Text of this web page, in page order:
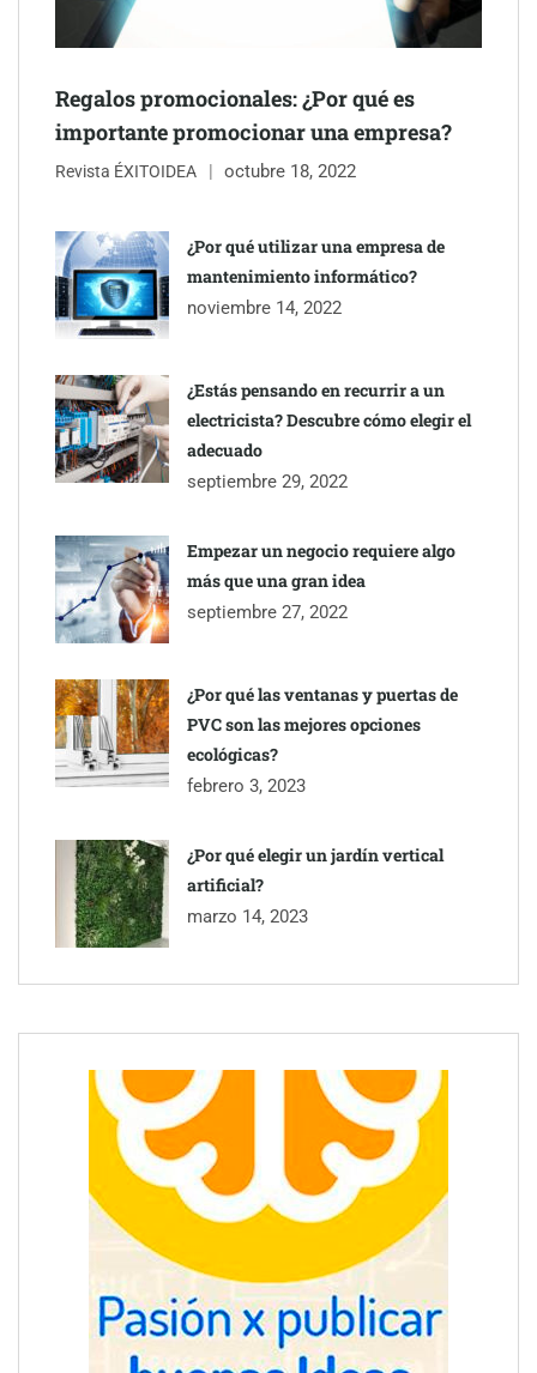
inmobiliarios: hasta 82% de ahorro por cobro
Gestoría Online reduce a unas horas el alta de autónomo
Regalos promocionales: ¿Por qué es
importante promocionar una empresa?
Revista ÉXITOIDEA octubre 18, 2022
¿Por qué utilizar una empresa de
mantenimiento informático?
noviembre 14, 2022
¿Estás pensando en recurrir a un
electricista? Descubre cómo elegir el
adecuado
septiembre 29, 2022
Empezar un negocio requiere algo
más que una gran idea
septiembre 27, 2022
¿Por qué las ventanas y puertas de
PVC son las mejores opciones
ecológicas?
febrero 3, 2023
¿Por qué elegir un jardín vertical
artificial?
marzo 14, 2023